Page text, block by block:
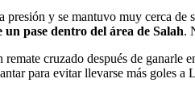
presión y se mantuvo muy cerca
un pase dentro del área de Salah.
remate cruzado después de ganarle
para evitar llevarse más goles